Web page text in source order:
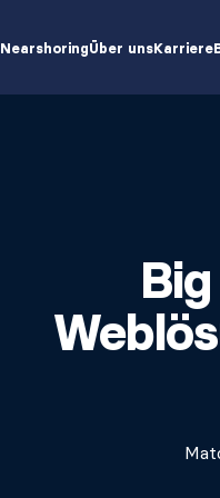
NearshoringÜber unsKarriere